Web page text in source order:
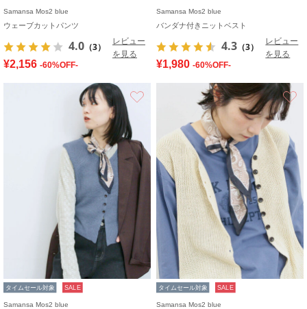
Samansa Mos2 blue
ウェーブカットパンツ
4.0 （3）
レビュー
を見る
¥2,156 -60%OFF-
Samansa Mos2 blue
バンダナ付きニットベスト
4.3 （3）
レビュー
を見る
¥1,980 -60%OFF-
タイムセール対象 SALE
Samansa Mos2 blue
タイムセール対象 SALE
Samansa Mos2 blue